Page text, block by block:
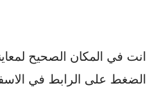
انت في المكان الصحيح
الضغط على الرابط في